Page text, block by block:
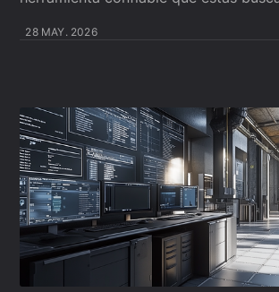
28 MAY. 2026